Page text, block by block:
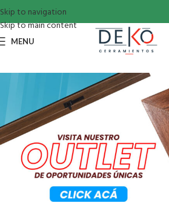
Skip to navigation
Skip to main content
MENU